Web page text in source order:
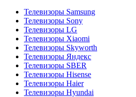
Телевизоры Samsung
Телевизоры Sony
Телевизоры LG
Телевизоры Xiaomi
Телевизоры Skyworth
Телевизоры Яндекс
Телевизоры SBER
Телевизоры Hisense
Телевизоры Haier
Телевизоры Hyundai